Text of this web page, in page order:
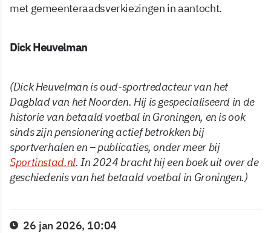
met gemeenteraadsverkiezingen in aantocht.
Dick Heuvelman
(Dick Heuvelman is oud-sportredacteur van het
Dagblad van het Noorden. Hij is gespecialiseerd in de
historie van betaald voetbal in Groningen, en is ook
sinds zijn pensionering actief betrokken bij
sportverhalen en – publicaties, onder meer bij
Sportinstad.nl. In 2024 bracht hij een boek uit over de
geschiedenis van het betaald voetbal in Groningen.)
26 jan 2026, 10:04